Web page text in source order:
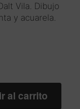
Vila. Dibujo
y acuarela.
al carrito